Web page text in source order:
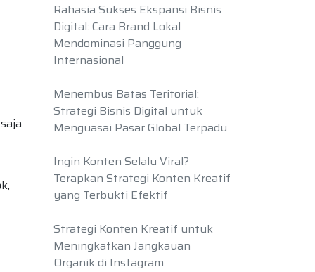
Rahasia Sukses Ekspansi Bisnis
Digital: Cara Brand Lokal
Mendominasi Panggung
Internasional
Menembus Batas Teritorial:
Strategi Bisnis Digital untuk
Menguasai Pasar Global Terpadu
Ingin Konten Selalu Viral?
Terapkan Strategi Konten Kreatif
yang Terbukti Efektif
Strategi Konten Kreatif untuk
Meningkatkan Jangkauan
Organik di Instagram